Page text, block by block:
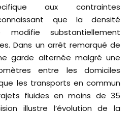
aux contraintes
que la densité
modifie substantiellement
Dans un arrêt remarqué de
garde alternée malgré une
entre les domiciles
les transports en commun
fluides en moins de 35
illustre l’évolution de la